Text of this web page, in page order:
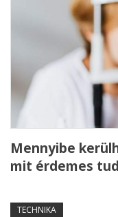
Mennyibe
mit érdemes
TECHNIKA